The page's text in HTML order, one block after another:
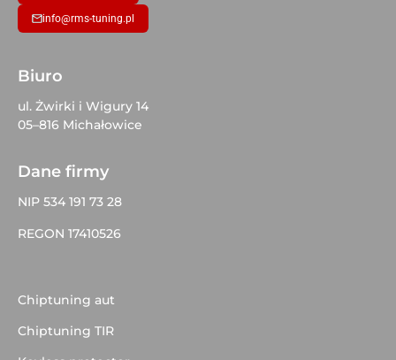
info@rms-tuning.pl
Biuro
ul. Żwirki i Wigury 14
05–816 Michałowice
Dane firmy
NIP 534 191 73 28
REGON 17410526
Chiptuning aut
Chiptuning TIR